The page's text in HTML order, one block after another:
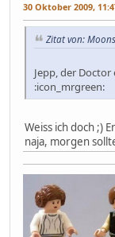
30 Oktober 2009,
Zitat von:
Jepp, der
:icon_mrgreen:
Weiss ich doch ;)
naja, morgen